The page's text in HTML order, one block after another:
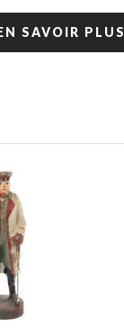
SAVOIR PLUS